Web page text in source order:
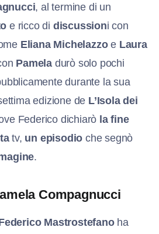
, al termine di un
e ricco di discussioni con
Eliana Michelazzoe Laura
Pamela durò solo pochi
durante la sua
edizione de L’Isola dei
Federico dichiarò la fine
tv, un episodio che segnò
.
Compagnucci
Mastrostefanoha